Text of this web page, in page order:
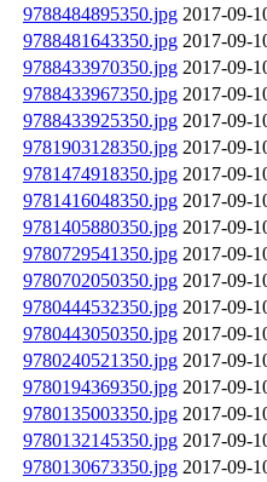
9788484895350.jpg 2017-09-
9788481643350.jpg 2017-09-
9788433970350.jpg 2017-09-
9788433967350.jpg 2017-09-
9788433925350.jpg 2017-09-
9781903128350.jpg 2017-09-
9781474918350.jpg 2017-09-
9781416048350.jpg 2017-09-
9781405880350.jpg 2017-09-
9780729541350.jpg 2017-09-
9780702050350.jpg 2017-09-
9780444532350.jpg 2017-09-
9780443050350.jpg 2017-09-
9780240521350.jpg 2017-09-
9780194369350.jpg 2017-09-
9780135003350.jpg 2017-09-
9780132145350.jpg 2017-09-
9780130673350.jpg 2017-09-